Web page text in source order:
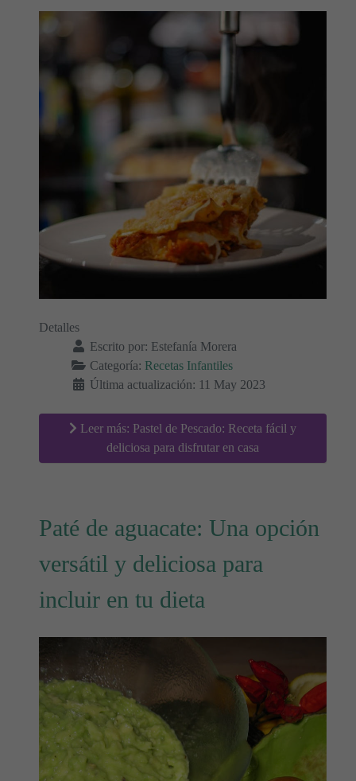
Detalles
Escrito por: Estefanía Morera
Categoría: Recetas Infantiles
Última actualización: 11 May 2023
Leer más: Pastel de Pescado: Receta fácil y
deliciosa para disfrutar en casa
Paté de aguacate: Una opción
versátil y deliciosa para
incluir en tu dieta